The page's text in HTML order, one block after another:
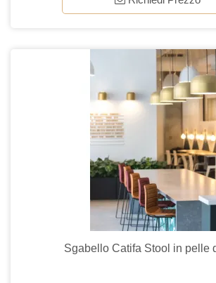
Sgabello Catifa Stool in pelle